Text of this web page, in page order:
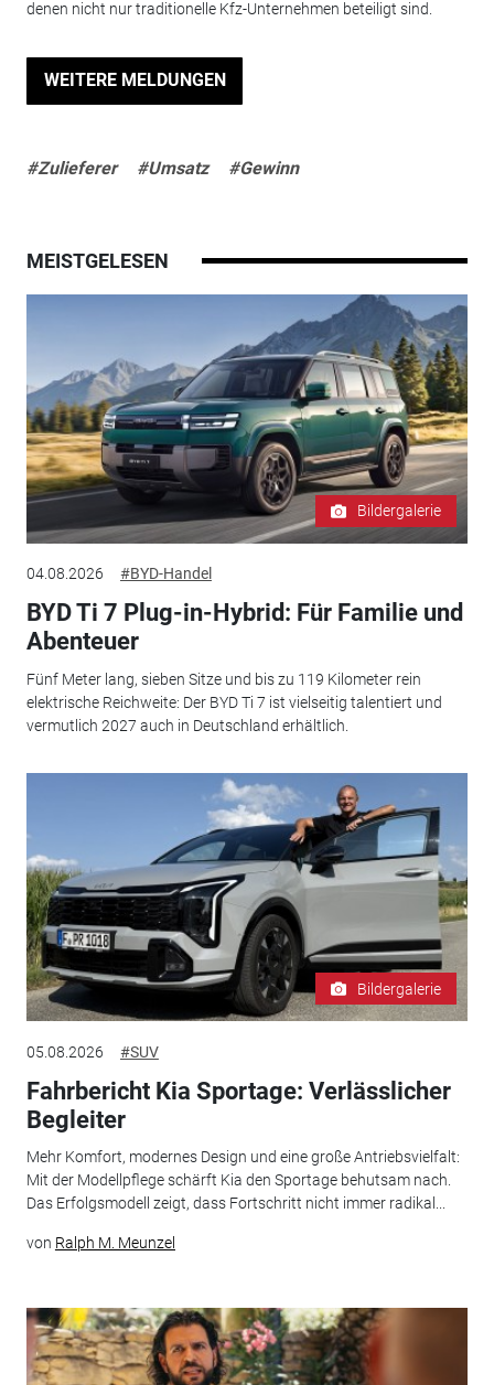
denen nicht nur traditionelle Kfz-Unternehmen beteiligt sind.
WEITERE MELDUNGEN
#Zulieferer #Umsatz #Gewinn
MEISTGELESEN
Bildergalerie
04.08.2026 #BYD-Handel
BYD Ti 7 Plug-in-Hybrid: Für Familie und
Abenteuer
Fünf Meter lang, sieben Sitze und bis zu 119 Kilometer rein
elektrische Reichweite: Der BYD Ti 7 ist vielseitig talentiert und
vermutlich 2027 auch in Deutschland erhältlich.
Bildergalerie
05.08.2026 #SUV
Fahrbericht Kia Sportage: Verlässlicher
Begleiter
Mehr Komfort, modernes Design und eine große Antriebsvielfalt:
Mit der Modellpflege schärft Kia den Sportage behutsam nach.
Das Erfolgsmodell zeigt, dass Fortschritt nicht immer radikal...
von Ralph M. Meunzel